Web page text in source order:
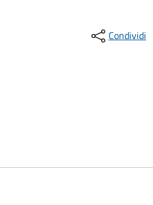
Condividi